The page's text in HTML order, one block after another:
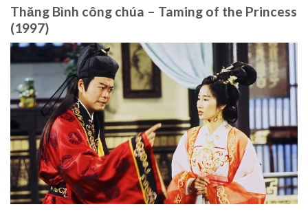
Thăng Bình công chúa – Taming of the Princess
(1997)